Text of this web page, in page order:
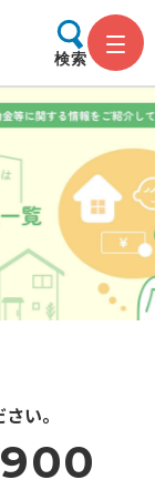
検索
い。